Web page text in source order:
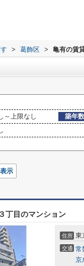
> 葛飾区 > 亀有の賃
～上限なし 築年数
示
丁目のマンション
住所 東
交通 常
京